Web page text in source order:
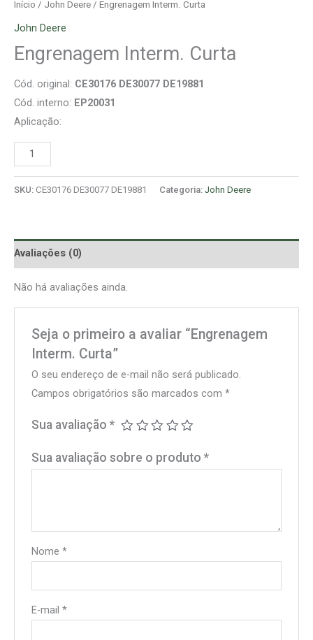
Início / John Deere / Engrenagem Interm. Curta
John Deere
Engrenagem Interm. Curta
Cód. original: CE30176 DE30077 DE19881
Cód. interno: EP20031
Aplicação:
SKU: CE30176 DE30077 DE19881 Categoria: John Deere
Avaliações (0)
Não há avaliações ainda.
Seja o primeiro a avaliar “Engrenagem
Interm. Curta”
O seu endereço de e-mail não será publicado.
Campos obrigatórios são marcados com*
Sua avaliação*
Sua avaliação sobre o produto*
Nome*
E-mail*